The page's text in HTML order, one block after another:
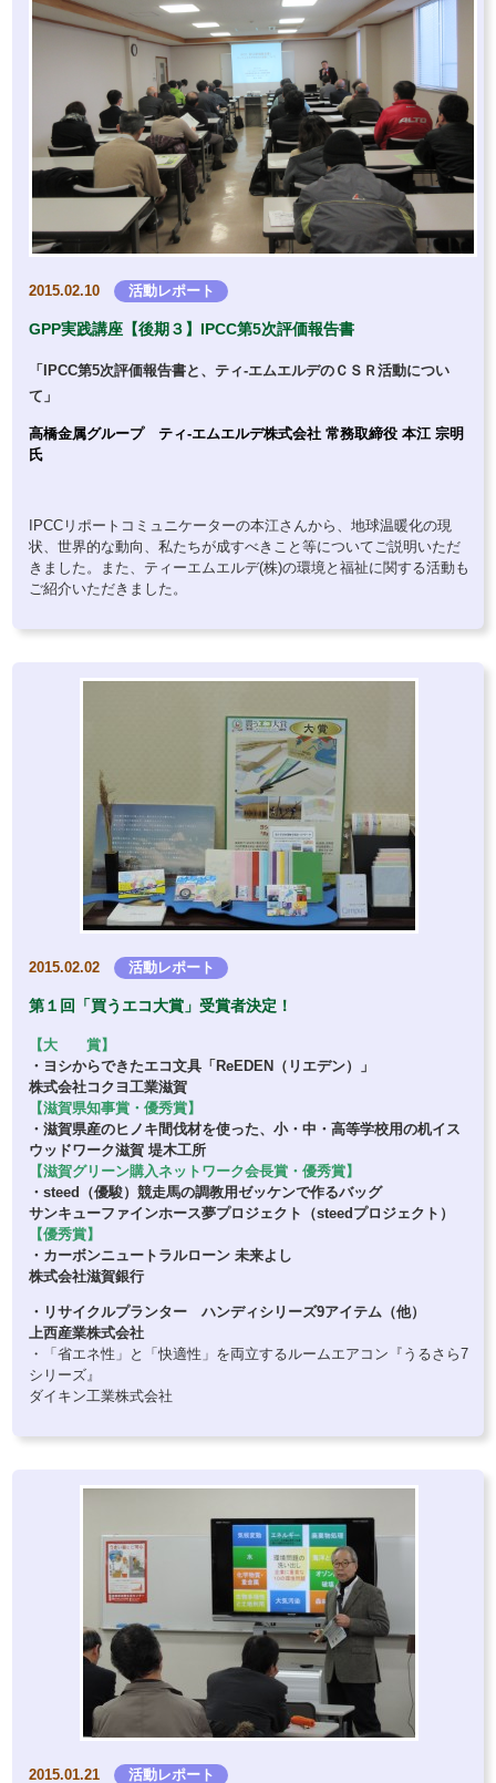
2015.02.10 活動レポート
GPP実践講座【後期３】IPCC第5次評価報告書
「IPCC第5次評価報告書と、ティ-エムエルデのＣＳＲ活動につい
て」
高橋金属グループ ティ-エムエルデ株式会社 常務取締役 本江 宗明
氏
IPCCリポートコミュニケーターの本江さんから、地球温暖化の現
状、世界的な動向、私たちが成すべきこと等についてご説明いただ
きました。また、ティーエムエルデ(株)の環境と福祉に関する活動も
ご紹介いただきました。
2015.02.02 活動レポート
第１回「買うエコ大賞」受賞者決定！
【大 賞】
・ヨシからできたエコ文具「ReEDEN（リエデン）」
株式会社コクヨ工業滋賀
【滋賀県知事賞・優秀賞】
・滋賀県産のヒノキ間伐材を使った、小・中・高等学校用の机イス
ウッドワーク滋賀 堤木工所
【滋賀グリーン購入ネットワーク会長賞・優秀賞】
・steed（優駿）競走馬の調教用ゼッケンで作るバッグ
サンキューファインホース夢プロジェクト（steedプロジェクト）
【優秀賞】
・カーボンニュートラルローン 未来よし
株式会社滋賀銀行
・リサイクルプランター ハンディシリーズ9アイテム（他）
上西産業株式会社
・「省エネ性」と「快適性」を両立するルームエアコン『うるさら7
シリーズ』
ダイキン工業株式会社
2015.01.21 活動レポート